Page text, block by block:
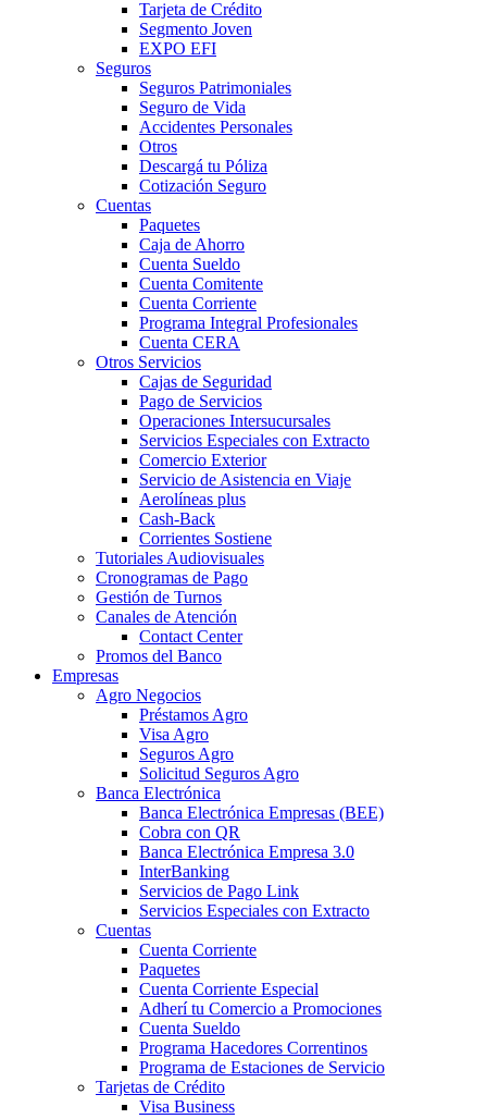
Tarjeta de Crédito
Segmento Joven
EXPO EFI
Seguros
Seguros Patrimoniales
Seguro de Vida
Accidentes Personales
Otros
Descargá tu Póliza
Cotización Seguro
Cuentas
Paquetes
Caja de Ahorro
Cuenta Sueldo
Cuenta Comitente
Cuenta Corriente
Programa Integral Profesionales
Cuenta CERA
Otros Servicios
Cajas de Seguridad
Pago de Servicios
Operaciones Intersucursales
Servicios Especiales con Extracto
Comercio Exterior
Servicio de Asistencia en Viaje
Aerolíneas plus
Cash-Back
Corrientes Sostiene
Tutoriales Audiovisuales
Cronogramas de Pago
Gestión de Turnos
Canales de Atención
Contact Center
Promos del Banco
Empresas
Agro Negocios
Préstamos Agro
Visa Agro
Seguros Agro
Solicitud Seguros Agro
Banca Electrónica
Banca Electrónica Empresas (BEE)
Cobra con QR
Banca Electrónica Empresa 3.0
InterBanking
Servicios de Pago Link
Servicios Especiales con Extracto
Cuentas
Cuenta Corriente
Paquetes
Cuenta Corriente Especial
Adherí tu Comercio a Promociones
Cuenta Sueldo
Programa Hacedores Correntinos
Programa de Estaciones de Servicio
Tarjetas de Crédito
Visa Business